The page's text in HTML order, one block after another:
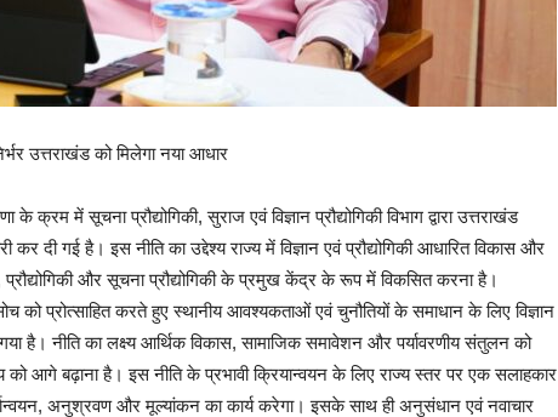
उत्तराखंड को मिलेगा नया आधार
क्रम में सूचना प्रौद्योगिकी, सुराज एवं विज्ञान प्रौद्योगिकी विभाग द्वारा उत्तराखंड
कर दी गई है। इस नीति का उद्देश्य राज्य में विज्ञान एवं प्रौद्योगिकी आधारित विकास और
प्रौद्योगिकी और सूचना प्रौद्योगिकी के प्रमुख केंद्र के रूप में विकसित करना है।
को प्रोत्साहित करते हुए स्थानीय आवश्यकताओं एवं चुनौतियों के समाधान के लिए विज्ञान
है। नीति का लक्ष्य आर्थिक विकास, सामाजिक समावेशन और पर्यावरणीय संतुलन को
आगे बढ़ाना है। इस नीति के प्रभावी क्रियान्वयन के लिए राज्य स्तर पर एक सलाहकार
अनुश्रवण और मूल्यांकन का कार्य करेगा। इसके साथ ही अनुसंधान एवं नवाचार